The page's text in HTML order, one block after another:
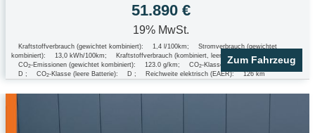
51.890 €
19% MwSt.
Kraftstoffverbrauch (gewichtet kombiniert): 1,4 l/100km;
Stromverbrauch (gewichtet
kombiniert):
13,0 kWh/100km; Kraftstoffverbrauch (kombiniert, leere Batterie): 5,4 l/100km
CO2-Emissionen (gewichtet kombiniert): 123.0 g/km; CO2-Klasse (gewichtet kombiniert):
D ; CO2-Klasse (leere Batterie): D ; Reichweite elektrisch (EAER): 126 km
Zum Fahrzeug